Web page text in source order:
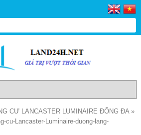
CƯ LANCASTER LUMINAIRE ĐỐNG ĐA»
cu-Lancaster-Luminaire-duong-lang-